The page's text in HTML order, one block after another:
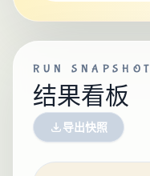
RUN SNAPSHOT
结果看板
导出快照